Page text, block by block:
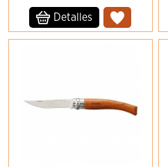
Detalles